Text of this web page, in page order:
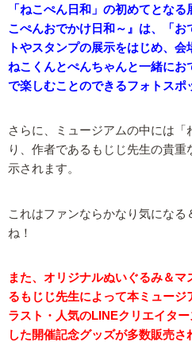
「ねこぺん日和」の初めてとな
こぺんおでかけ日和～』は、「お
トやスタンプの展示をはじめ、会
ねこくんとぺんちゃんと一緒にお
で楽しむことのできるフォトスポ
さらに、ミュージアムの中には
り、作者であるもじじ先生の貴
示されます。
これはファンならかなり気にな
ね！
また、オリジナルぬいぐるみ＆
るもじじ先生によって本ミュージ
ラスト・人気のLINEクリエイタ
した開催記念グッズが多数販売さ